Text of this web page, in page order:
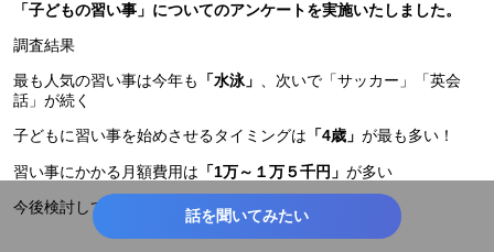
「子どもの習い事」についてのアンケートを実施いたしました。
調査結果
最も人気の習い事は今年も
「水泳」
、次いで「サッカー」「英会
話」が続く
子どもに習い事を始めさせるタイミングは 「4歳」 が最も多い！
習い事にかかる月額費用は 「1万～１万５千円」 が多い
今後検討している習い事NO.1は「学習塾」
話を聞いてみたい